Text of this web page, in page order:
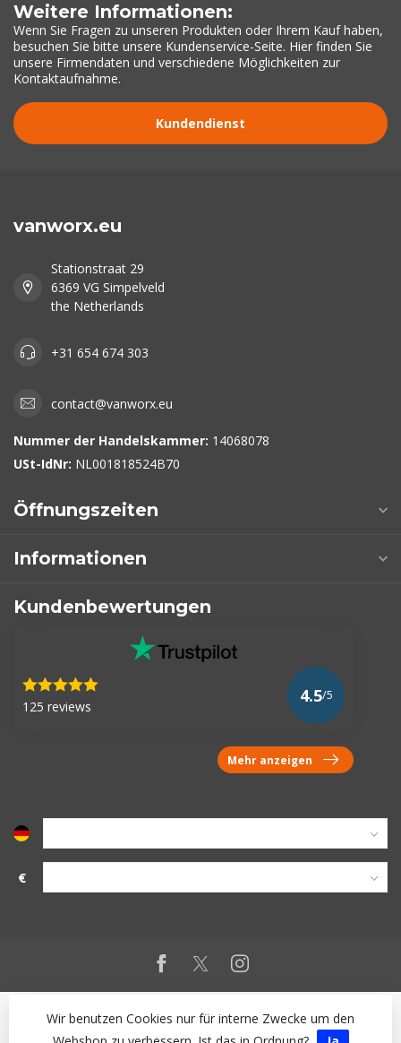
Weitere Informationen:
Wenn Sie Fragen zu unseren Produkten oder Ihrem Kauf haben,
besuchen Sie bitte unsere Kundenservice-Seite. Hier finden Sie
unsere Firmendaten und verschiedene Möglichkeiten zur
Kontaktaufnahme.
Kundendienst
vanworx.eu
Stationstraat 29
6369 VG Simpelveld
the Netherlands
+31 654 674 303
contact@vanworx.eu
Nummer der Handelskammer: 14068078
USt-IdNr: NL001818524B70
Öffnungszeiten
Informationen
Kundenbewertungen
125 reviews
4.5/5
Mehr anzeigen
€
Wir benutzen Cookies nur für interne Zwecke um den